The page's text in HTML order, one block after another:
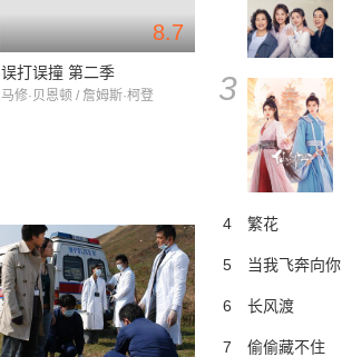
3
4 繁花
5 当我飞奔向你
6 长风渡
7 偷偷藏不住
8.7
误打误撞 第二季
马修·贝恩顿 / 詹姆斯·柯登